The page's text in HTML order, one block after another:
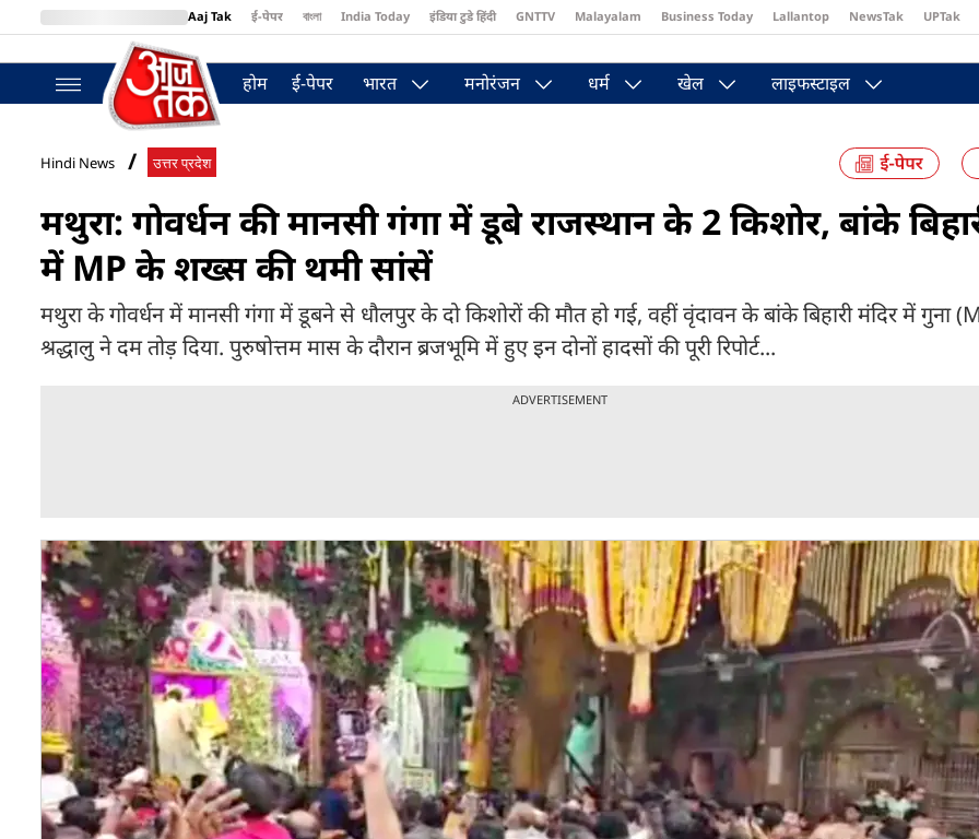
Aaj Tak ई-पेपर বাংলা India Today इंडिया टुडे हिंदी GNTTV Malayalam Business Today Lallantop NewsTak UPTak
BT Bazaar
होम ई-पेपर भारत मनोरंजन धर्म खेल लाइफस्टाइल
Hindi News उत्तर प्रदेश
मथुरा: गोवर्धन की मानसी गंगा में डूबे राजस्थान के 2 किशोर, बांके
में MP के शख्स की थमी सांसें
मथुरा के गोवर्धन में मानसी गंगा में डूबने से धौलपुर के दो किशोरों की मौत हो गई, वहीं वृंदावन के बांके बिहारी मंदिर में गुना
श्रद्धालु ने दम तोड़ दिया. पुरुषोत्तम मास के दौरान ब्रजभूमि में हुए इन दोनों हादसों की पूरी रिपोर्ट...
ADVERTISEMENT